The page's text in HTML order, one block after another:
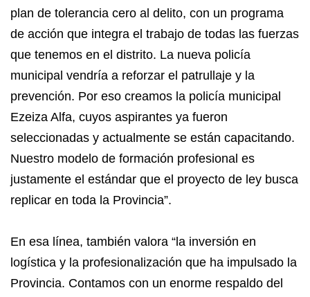
plan de tolerancia cero al delito, con un programa
de acción que integra el trabajo de todas las fuerzas
que tenemos en el distrito. La nueva policía
municipal vendría a reforzar el patrullaje y la
prevención. Por eso creamos la policía municipal
Ezeiza Alfa, cuyos aspirantes ya fueron
seleccionadas y actualmente se están capacitando.
Nuestro modelo de formación profesional es
justamente el estándar que el proyecto de ley busca
replicar en toda la Provincia”.
En esa línea, también valora “la inversión en
logística y la profesionalización que ha impulsado la
Provincia. Contamos con un enorme respaldo del